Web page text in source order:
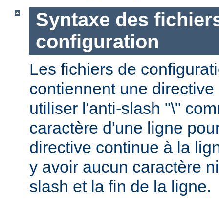
Syntaxe des
configuration
Les fichiers de
contiennent une
utiliser l'anti-slash "\"
caractère d'une ligne
directive continue à la
y avoir aucun caractère
slash et la fin de la ligne.